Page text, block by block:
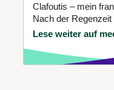
Clafoutis – mein
Nach der
Lese weiter auf